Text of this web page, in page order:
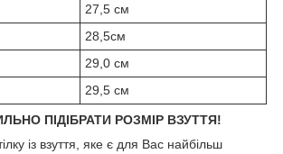
27,5 см
28,5см
29,0 см
29,5 см
ПІДІБРАТИ РОЗМІР ВЗУТТЯ!
із взуття, яке є для Вас найбільш